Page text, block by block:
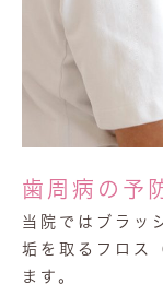
歯周病の予
当院ではブラッ
垢を取るフロス
ます。